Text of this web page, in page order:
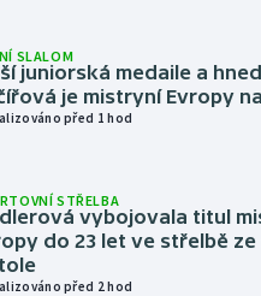
SLALOM
juniorská medaile a
je mistryní Evropy
před 1 hod
STŘELBA
vybojovala titul
do 23 let ve střelbě
před 2 hod